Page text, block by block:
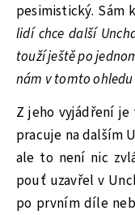
pesimistický. Sám
lidí chce další
touží ještě po
nám v tomto
Z jeho vyjádření
pracuje na dalším
ale to není nic
pouť uzavřel v
po prvním díle